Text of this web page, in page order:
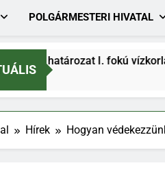
POLGÁRMESTERI HIVATAL
I. fokú vízkorlátozásról
Hírek Hogyan